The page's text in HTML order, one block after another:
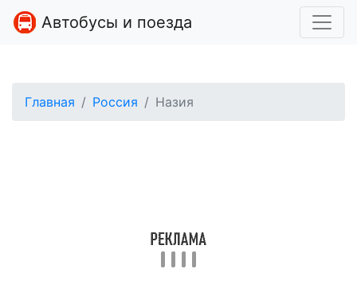
Автобусы и поезда
Главная Россия Назия